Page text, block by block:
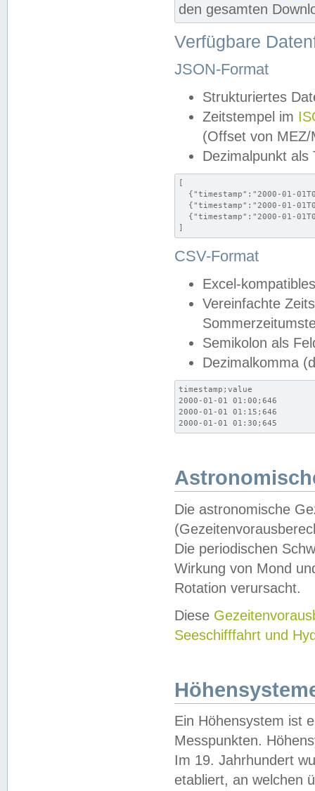
den gesamten
Verfügbare
JSON-Format
Strukturiertes
Zeitstempel im
(Offset von MEZ/
Dezimalpunkt als
[
{"timestamp":"2000-01-
{"timestamp":"2000-01-
{"timestamp":"2000-01-
]
CSV-Format
Excel-
Vereinfachte
Semikolon als
Dezimalkomma
timestamp;value
2000-01-01 01:00;646
2000-01-01 01:15;646
2000-01-01 01:30;645
Die astronomische
Die periodischen
Wirkung von Mond
Rotation verursacht.
Diese
Seeschifffahrt und
Ein Höhensystem ist
Messpunkten.
Im 19. Jahrhundert
etabliert, an welchen